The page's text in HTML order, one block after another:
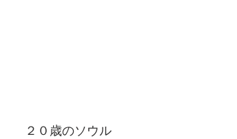
２０歳のソウル